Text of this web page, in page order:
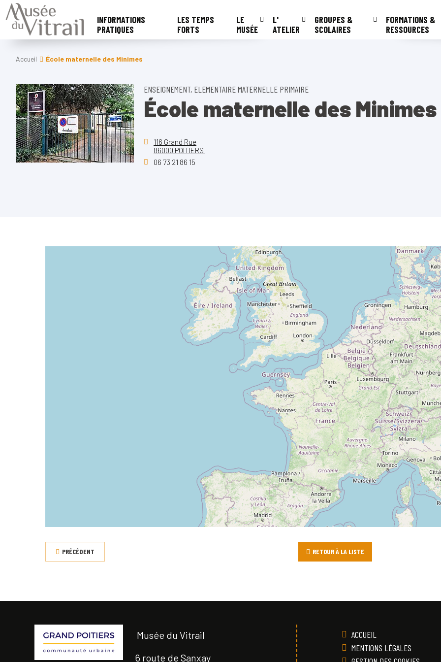
INFORMATIONS
PRATIQUES
LES TEMPS
FORTS
LE
MUSÉE
L'
ATELIER
GROUPES &
SCOLAIRES
FORMATIONS &
RESSOURCES
Accueil École maternelle des Minimes
ENSEIGNEMENT, ELEMENTAIRE MATERNELLE PRIMAIRE
École maternelle des Minimes
116 Grand Rue
86000 POITIERS
06 73 21 86 15
PRÉCÉDENT RETOUR À LA LISTE
Musée du Vitrail
6 route de Sanxay
ACCUEIL
MENTIONS LÉGALES